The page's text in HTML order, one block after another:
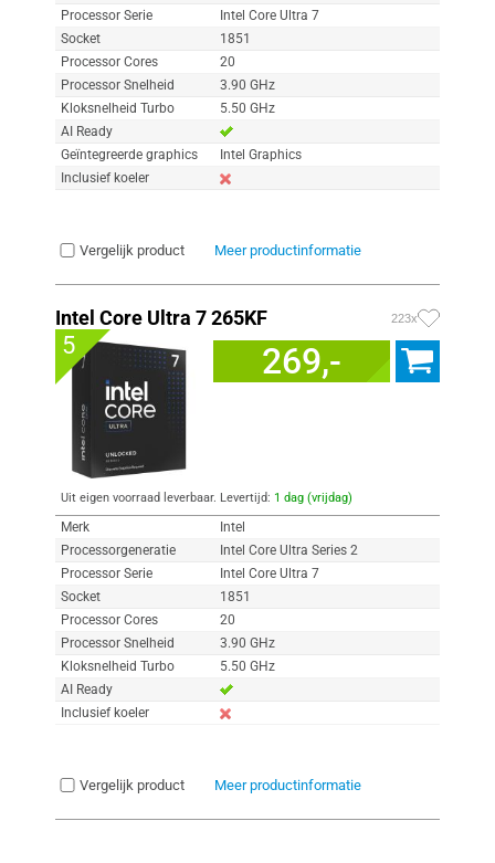
Processor Serie
Intel Core Ultra 7
Socket
1851
Processor Cores
20
Processor Snelheid
3.90 GHz
Kloksnelheid Turbo
5.50 GHz
AI Ready
Geïntegreerde graphics
Intel Graphics
Inclusief koeler
Vergelijk product Meer productinformatie
Intel Core Ultra 7 265KF 223x
5 269,-
Uit eigen voorraad leverbaar. Levertijd: 1 dag (vrijdag)
Merk
Intel
Processorgeneratie
Intel Core Ultra Series 2
Processor Serie
Intel Core Ultra 7
Socket
1851
Processor Cores
20
Processor Snelheid
3.90 GHz
Kloksnelheid Turbo
5.50 GHz
AI Ready
Inclusief koeler
Vergelijk product Meer productinformatie